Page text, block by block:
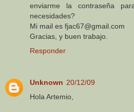
enviarme la contraseña
necesidades?
Mi mail es fjac67@gmail.com
Gracias, y buen trabajo.
Responder
Unknown 20/12/09
Hola Artemio,